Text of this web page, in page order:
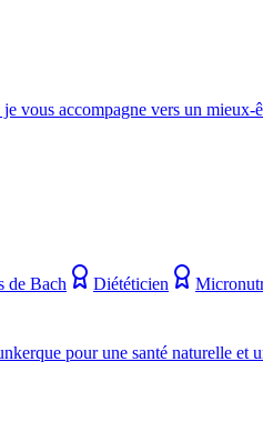
vous accompagne vers un mieux-
de Bach Diététicien
pour une santé naturelle